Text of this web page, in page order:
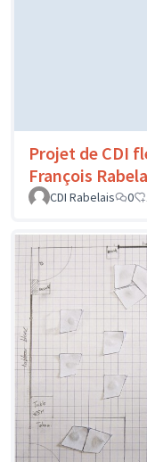
Projet de CDI
François
CDI Rabelais
0